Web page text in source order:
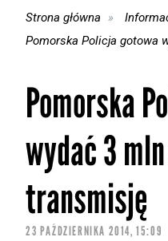
Strona główna
Pomorska Policja gotowa
Pomorska
wydać 3
transmisję
23 PAŹDZIERNIKA 2014, 15:09